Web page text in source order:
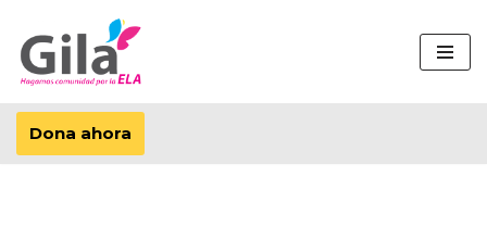
Saltar
al
contenido
Dona ahora